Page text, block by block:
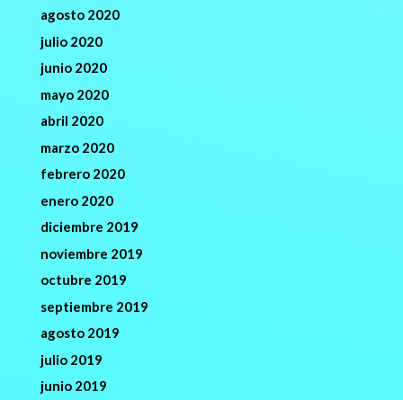
agosto 2020
julio 2020
junio 2020
mayo 2020
abril 2020
marzo 2020
febrero 2020
enero 2020
diciembre 2019
noviembre 2019
octubre 2019
septiembre 2019
agosto 2019
julio 2019
junio 2019